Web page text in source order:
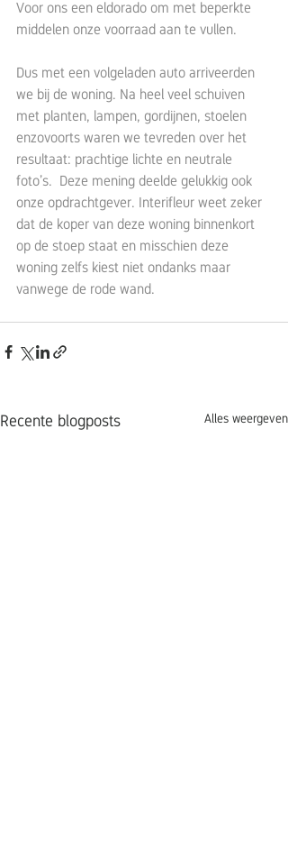
Voor ons een eldorado om met beperkte
middelen onze voorraad aan te vullen.
Dus met een volgeladen auto arriveerden
we bij de woning. Na heel veel schuiven
met planten, lampen, gordijnen, stoelen
enzovoorts waren we tevreden over het
resultaat: prachtige lichte en neutrale
foto’s.  Deze mening deelde gelukkig ook
onze opdrachtgever. Interifleur weet zeker
dat de koper van deze woning binnenkort
op de stoep staat en misschien deze
woning zelfs kiest niet ondanks maar
vanwege de rode wand.
Recente blogposts Alles weergeven